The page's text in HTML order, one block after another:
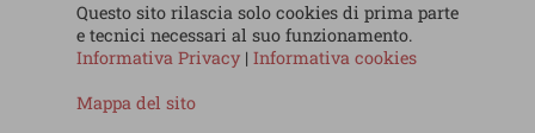
Questo sito rilascia solo cookies di prima parte
e tecnici necessari al suo funzionamento.
Informativa Privacy | Informativa cookies
Mappa del sito